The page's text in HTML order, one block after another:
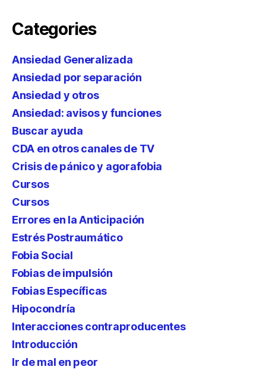
Categories
Ansiedad Generalizada
Ansiedad por separación
Ansiedad y otros
Ansiedad: avisos y funciones
Buscar ayuda
CDA en otros canales de TV
Crisis de pánico y agorafobia
Cursos
Cursos
Errores en la Anticipación
Estrés Postraumático
Fobia Social
Fobias de impulsión
Fobias Específicas
Hipocondría
Interacciones contraproducentes
Introducción
Ir de mal en peor